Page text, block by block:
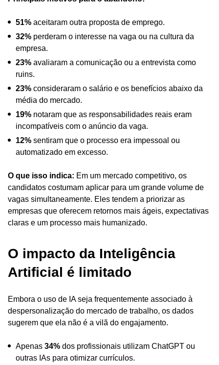
51% aceitaram outra proposta de emprego.
32% perderam o interesse na vaga ou na cultura da
empresa.
23% avaliaram a comunicação ou a entrevista como
ruins.
23% consideraram o salário e os benefícios abaixo da
média do mercado.
19% notaram que as responsabilidades reais eram
incompatíveis com o anúncio da vaga.
12% sentiram que o processo era impessoal ou
automatizado em excesso.
O que isso indica: Em um mercado competitivo, os
candidatos costumam aplicar para um grande volume de
vagas simultaneamente. Eles tendem a priorizar as
empresas que oferecem retornos mais ágeis, expectativas
claras e um processo mais humanizado.
O impacto da Inteligência
Artificial é limitado
Embora o uso de IA seja frequentemente associado à
despersonalização do mercado de trabalho, os dados
sugerem que ela não é a vilã do engajamento.
Apenas 34% dos profissionais utilizam ChatGPT ou
outras IAs para otimizar currículos.